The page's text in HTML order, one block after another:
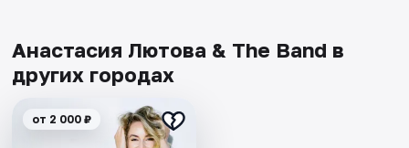
Анастасия Лютова & The Band в
других городах
от 2 000 ₽